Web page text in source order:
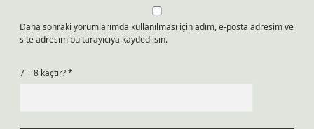
Daha sonraki yorumlarımda kullanılması için adım, e-posta adresim ve
site adresim bu tarayıcıya kaydedilsin.
7 + 8 kaçtır?*